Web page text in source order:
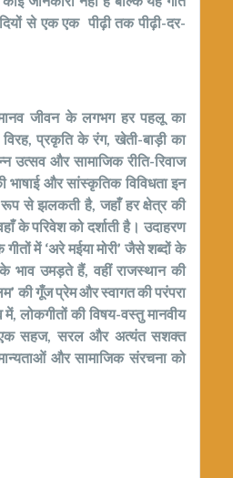
से एक एक पीढ़ी तक पीढ़ी-दर-
जीवन के लगभग हर पहलू का
प्रकृति के रंग, खेती-बाड़ी का
उत्सव और सामाजिक रीति-रिवाज
और सांस्कृतिक विविधता इन
रूप से झलकती है, जहाँ हर क्षेत्र की
के परिवेश को दर्शाती है। उदाहरण
में ‘अरे मईया मोरी’ जैसे शब्दों के
भाव उमड़ते हैं, वहीं राजस्थान की
की गूँज प्रेम और स्वागत की परंपरा
लोकगीतों की विषय-वस्तु मानवीय
सहज, सरल और अत्यंत सशक्त
और सामाजिक संरचना को